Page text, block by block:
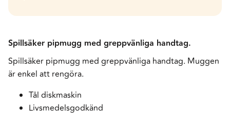
Spillsäker pipmugg med greppvänliga handtag.
Spillsäker pipmugg med greppvänliga handtag. Muggen
är enkel att rengöra.
Tål diskmaskin
Livsmedelsgodkänd